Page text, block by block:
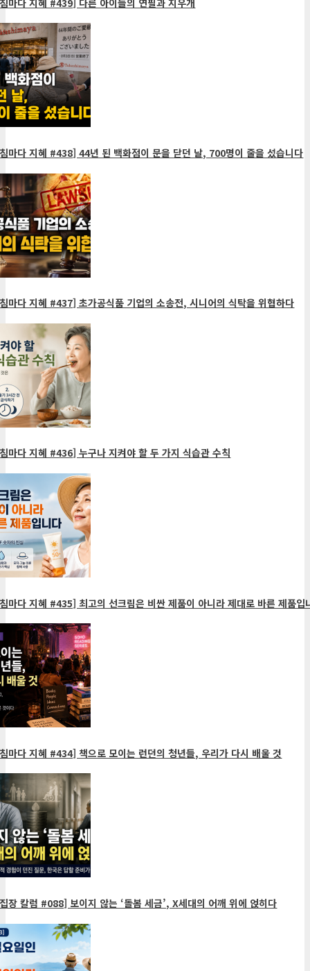
마다 지혜 #438] 44년 된 백화점이 문을 닫던 날, 700명이 줄을 섰습니다
마다 지혜 #437] 초가공식품 기업의 소송전, 시니어의 식탁을 위협하다
마다 지혜 #436] 누구나 지켜야 할 두 가지 식습관 수칙
마다 지혜 #435] 최고의 선크림은 비싼 제품이 아니라 제대로 바른 제품입
마다 지혜 #434] 책으로 모이는 런던의 청년들, 우리가 다시 배울 것
장 칼럼 #088] 보이지 않는 ‘돌봄 세금’, X세대의 어깨 위에 얹히다